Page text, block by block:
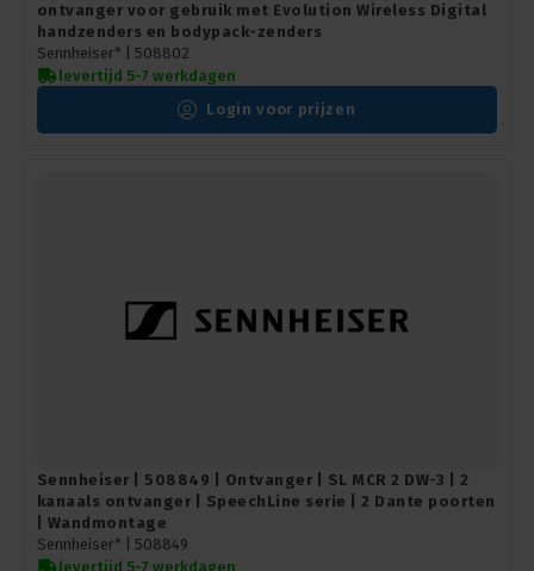
ontvanger voor gebruik met Evolution Wireless Digital
handzenders en bodypack-zenders
Sennheiser* | 508802
levertijd 5-7 werkdagen
Login voor prijzen
Sennheiser | 508849 | Ontvanger | SL MCR 2 DW-3 | 2
kanaals ontvanger | SpeechLine serie | 2 Dante poorten
| Wandmontage
Sennheiser* | 508849
levertijd 5-7 werkdagen